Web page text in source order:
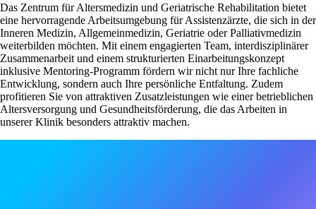
Das Zentrum für Altersmedizin und Geriatrische Rehabilitation bietet
eine hervorragende Arbeitsumgebung für Assistenzärzte, die sich in der
Inneren Medizin, Allgemeinmedizin, Geriatrie oder Palliativmedizin
weiterbilden möchten. Mit einem engagierten Team, interdisziplinärer
Zusammenarbeit und einem strukturierten Einarbeitungskonzept
inklusive Mentoring-Programm fördern wir nicht nur Ihre fachliche
Entwicklung, sondern auch Ihre persönliche Entfaltung. Zudem
profitieren Sie von attraktiven Zusatzleistungen wie einer betrieblichen
Altersversorgung und Gesundheitsförderung, die das Arbeiten in
unserer Klinik besonders attraktiv machen.